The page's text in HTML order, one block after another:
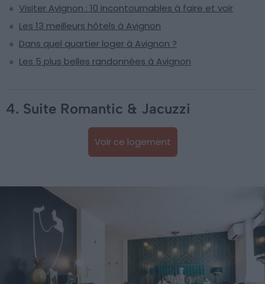
Visiter Avignon : 10 incontournables à faire et voir
Les 13 meilleurs hôtels à Avignon
Dans quel quartier loger à Avignon ?
Les 5 plus belles randonnées à Avignon
4. Suite Romantic & Jacuzzi
Voir ce logement